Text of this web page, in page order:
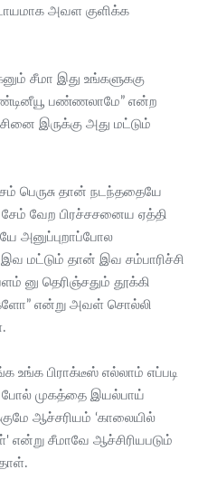
அவள குளிக்க
சீமா இது உங்களுககு
பண்ணலாமே” என்ற
இருக்கு அது மட்டும்
பெருசு தான் நடந்ததையே
வேற பிரச்சசனைய ஏத்தி
அனுப்புறாப்போல
மட்டும் தான் இவ சம்பாரிச்சி
னு தெரிஞ்சதும் தூக்கி
என்று அவள் சொல்லி
உங்க பிராக்டீஸ் எல்லாம் எப்படி
போல் முகத்தை இயல்பாய்
ஆச்சரியம் ‘காலையில்
என்று சீமாவே ஆச்சிரியபடும்